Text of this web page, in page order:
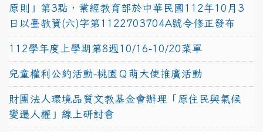
原則」第3點，業經教育部於中華民國112年10月3
日以臺教資(六)字第1122703704A號令修正發布
112學年度上學期第8週10/16-10/20菜單
兒童權利公約活動-桃園Ｑ萌大使推廣活動
財團法人環境品質文教基金會辦理「原住民與氣候
變遷人權」線上研討會